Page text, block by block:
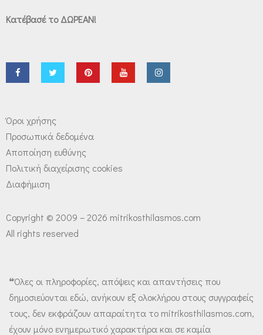
Κατέβασέ το ΔΩΡΕΑΝ!
Όροι χρήσης
Προσωπικά δεδομένα
Αποποίηση ευθύνης
Πολιτική διαχείρισης cookies
Διαφήμιση
Copyright © 2009 – 2026 mitrikosthilasmos.com
All rights reserved
❝Όλες οι πληροφορίες, απόψεις και απαντήσεις που
δημοσιεύονται εδώ, ανήκουν εξ ολοκλήρου στους συγγραφείς
τους, δεν εκφράζουν απαραίτητα το mitrikosthilasmos.com,
έχουν μόνο ενημερωτικό χαρακτήρα και σε καμία